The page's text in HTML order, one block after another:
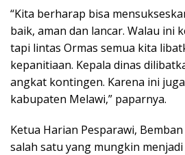
“Kita berharap bisa
baik, aman dan lancar. Walau ini
tapi lintas Ormas semua kita
kepanitiaan. Kepala dinas
angkat kontingen. Karena ini
kabupaten Melawi,” paparnya.
Ketua Harian Pesparawi,
salah satu yang mungkin